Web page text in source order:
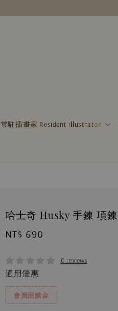
常駐插畫家 Resident Illustrator
哈士奇 Husky 手鍊 項鍊
Regular
NT$ 690
0 reviews
適用優惠
會員回饋金